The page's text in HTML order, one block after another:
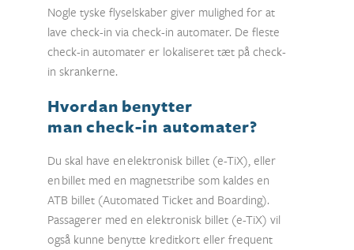
Nogle tyske flyselskaber giver mulighed for at
lave check-in via check-in automater. De fleste
check-in automater er lokaliseret tæt på check-
in skrankerne.
Hvordan benytter
man check-in automater?
Du skal have en elektronisk billet (e-TiX), eller
en billet med en magnetstribe som kaldes en
ATB billet (Automated Ticket and Boarding).
Passagerer med en elektronisk billet (e-TiX) vil
også kunne benytte kreditkort eller frequent